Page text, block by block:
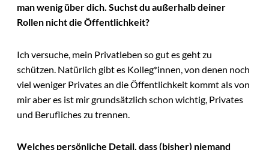
man wenig über dich. Suchst du außerhalb deiner
Rollen nicht die Öffentlichkeit?
Ich versuche, mein Privatleben so gut es geht zu
schützen. Natürlich gibt es Kolleg*innen, von denen noch
viel weniger Privates an die Öffentlichkeit kommt als von
mir aber es ist mir grundsätzlich schon wichtig, Privates
und Berufliches zu trennen.
Welches persönliche Detail, dass (bisher) niemand